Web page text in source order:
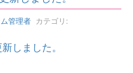
管理者 カテゴリ:
しました。